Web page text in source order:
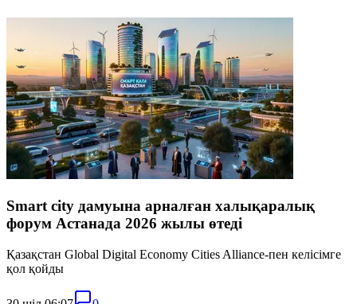
Smart city дамуына арналған халықаралық
форум Астанада 2026 жылы өтеді
Қазақстан Global Digital Economy Cities Alliance-пен келісімге
қол қойды